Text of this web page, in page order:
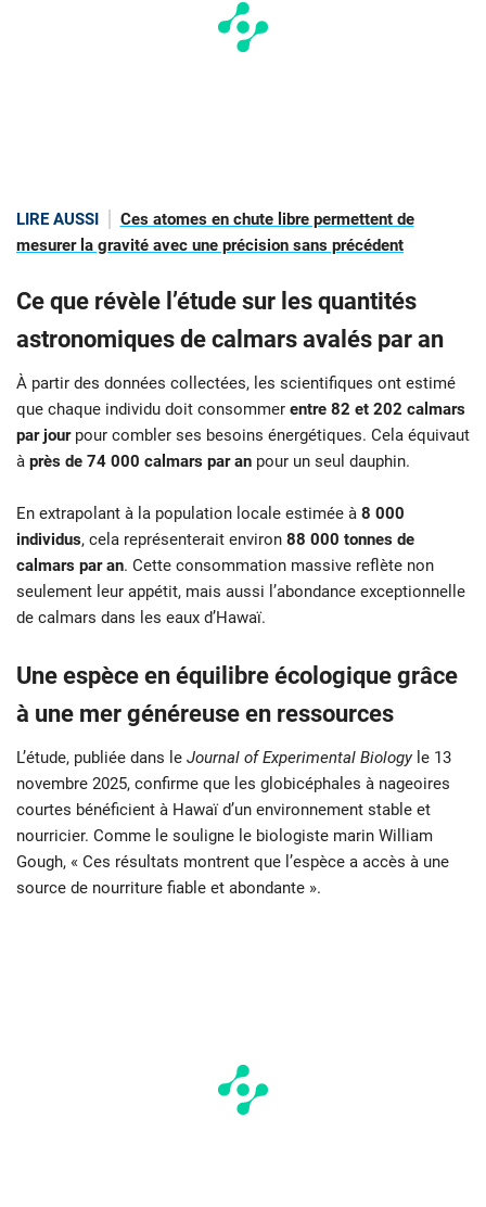
LIRE AUSSI
Ces atomes en chute libre permettent de
mesurer la gravité avec une précision sans précédent
Ce que révèle l’étude sur les quantités
astronomiques de calmars avalés par an
À partir des données collectées, les scientifiques ont estimé
que chaque individu doit consommer entre 82 et 202 calmars
par jourpour combler ses besoins énergétiques. Cela équivaut
à près de 74 000 calmars par an pour un seul dauphin.
En extrapolant à la population locale estimée à 8 000
individus, cela représenterait environ 88 000 tonnes de
calmars par an. Cette consommation massive reflète non
seulement leur appétit, mais aussi l’abondance exceptionnelle
de calmars dans les eaux d’Hawaï.
Une espèce en équilibre écologique grâce
à une mer généreuse en ressources
L’étude, publiée dans le Journal of Experimental Biologyle 13
novembre 2025, confirme que les globicéphales à nageoires
courtes bénéficient à Hawaï d’un environnement stable et
nourricier. Comme le souligne le biologiste marin William
Gough, « Ces résultats montrent que l’espèce a accès à une
source de nourriture fiable et abondante ».